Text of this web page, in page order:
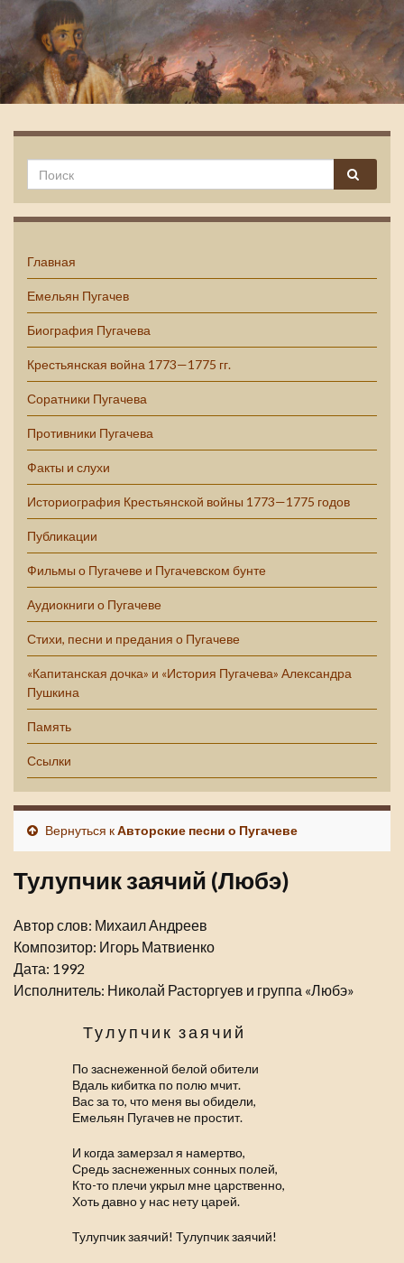
Емельян Пугачев
Главная
Емельян Пугачев
Биография Пугачева
Крестьянская война 1773—1775 гг.
Соратники Пугачева
Противники Пугачева
Факты и слухи
Историография Крестьянской войны 1773—1775 годов
Публикации
Фильмы о Пугачеве и Пугачевском бунте
Аудиокниги о Пугачеве
Стихи, песни и предания о Пугачеве
«Капитанская дочка» и «История Пугачева» Александра
Пушкина
Память
Ссылки
Вернуться кАвторские песни о Пугачеве
Тулупчик заячий (Любэ)
Автор слов: Михаил Андреев
Композитор: Игорь Матвиенко
Дата: 1992
Исполнитель: Николай Расторгуев и группа «Любэ»
Тулупчик заячий
По заснеженной белой обители
Вдаль кибитка по полю мчит.
Вас за то, что меня вы обидели,
Емельян Пугачев не простит.
И когда замерзал я намертво,
Средь заснеженных сонных полей,
Кто-то плечи укрыл мне царственно,
Хоть давно у нас нету царей.
Тулупчик заячий! Тулупчик заячий!